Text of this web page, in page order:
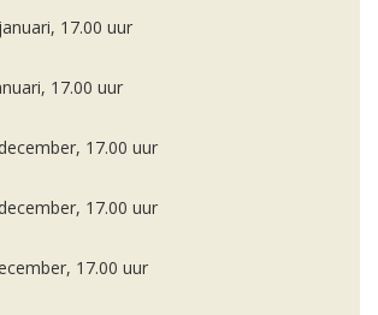
17.00 uur
17.00 uur
17.00 uur
17.00 uur
17.00 uur